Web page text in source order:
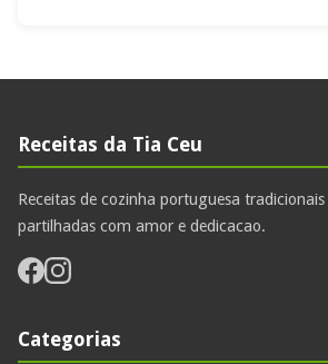
Receitas da Tia Ceu
Receitas de cozinha portuguesa
partilhadas com amor e dedicacao.
Categorias